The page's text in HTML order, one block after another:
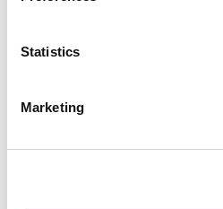
Statistics
Marketing